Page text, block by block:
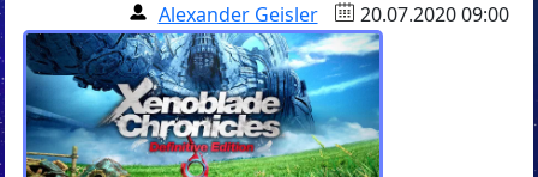
Alexander Geisler 20.07.2020 09:00